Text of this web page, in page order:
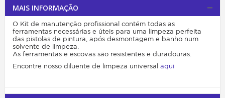
MAIS INFORMAÇÃO
O Kit de manutenção profissional contém todas as
ferramentas necessárias e úteis para uma limpeza perfeita
das pistolas de pintura, após desmontagem e banho num
solvente de limpeza.
As ferramentas e escovas são resistentes e duradouras.
Encontre nosso diluente de limpeza universal aqui